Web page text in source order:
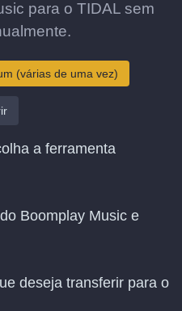
para o TIDAL sem
(várias de uma vez)
a ferramenta
Boomplay Music e
deseja transferir para o